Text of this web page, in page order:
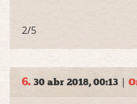
2/5
6. 30 abr 2018, 00:13 |